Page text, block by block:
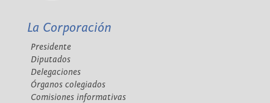
La Corporación
Presidente
Diputados
Delegaciones
Órganos colegiados
Comisiones informativas